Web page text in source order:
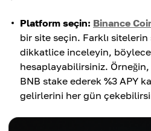
Platform seçin: Binance
bir site seçin. Farklı sitelerin
dikkatlice inceleyin, böylece
hesaplayabilirsiniz. Örneğin,
BNB stake ederek %3 APY
gelirlerini her gün